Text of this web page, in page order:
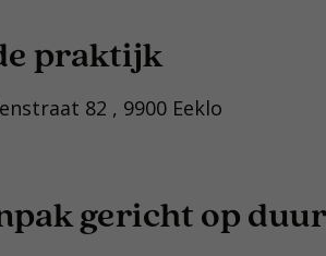
praktijk
82 , 9900 Eeklo
gericht op